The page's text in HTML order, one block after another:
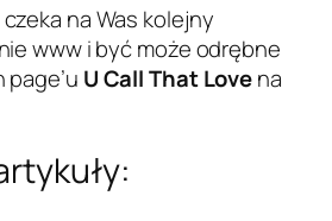
na Was kolejny
www i być może odrębne
U Call That Lovena